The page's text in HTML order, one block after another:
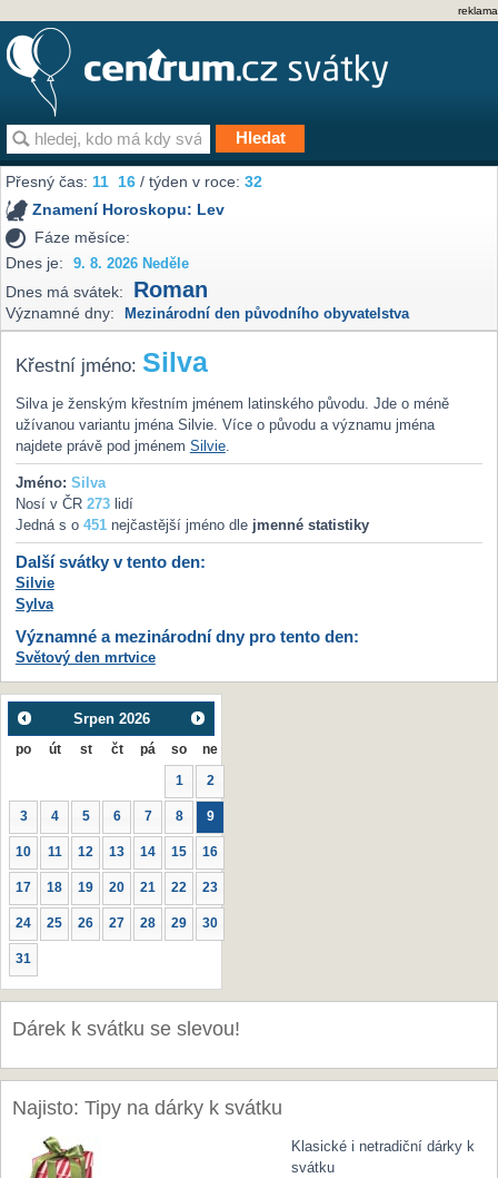
reklama
Přesný čas:11 16 / týden v roce:32
Znamení Horoskopu: Lev
Fáze měsíce:
Dnes je:
9. 8. 2026 Neděle
Dnes má svátek: Roman
Významné dny: Mezinárodní den původního obyvatelstva
Křestní jméno: Silva
Silva je ženským křestním jménem latinského původu. Jde o méně
užívanou variantu jména Silvie. Více o původu a významu jména
najdete právě pod jménem Silvie.
Jméno: Silva
Nosí v ČR 273lidí
Jedná s o 451nejčastější jméno dle jmenné statistiky
Další svátky v tento den:
Silvie
Sylva
Významné a mezinárodní dny pro tento den:
Světový den mrtvice
Srpen 2026
po út st čt pá so ne
1 2
3 4 5 6 7 8 9
10 11 12 13 14 15 16
17 18 19 20 21 22 23
24 25 26 27 28 29 30
31
Dárek k svátku se slevou!
Najisto: Tipy na dárky k svátku
Klasické i netradiční dárky k
svátku